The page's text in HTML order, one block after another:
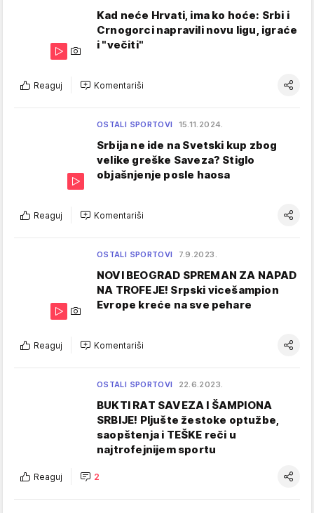
Kad neće Hrvati, ima ko hoće: Srbi i
Crnogorci napravili novu ligu, igraće
i "večiti"
Reaguj Komentariši
OSTALI SPORTOVI 15.11.2024.
Srbija ne ide na Svetski kup zbog
velike greške Saveza? Stiglo
objašnjenje posle haosa
Reaguj Komentariši
OSTALI SPORTOVI 7.9.2023.
NOVI BEOGRAD SPREMAN ZA NAPAD
NA TROFEJE! Srpski vicešampion
Evrope kreće na sve pehare
Reaguj Komentariši
OSTALI SPORTOVI 22.6.2023.
BUKTI RAT SAVEZA I ŠAMPIONA
SRBIJE! Pljušte žestoke optužbe,
saopštenja i TEŠKE reči u
najtrofejnijem sportu
Reaguj 2